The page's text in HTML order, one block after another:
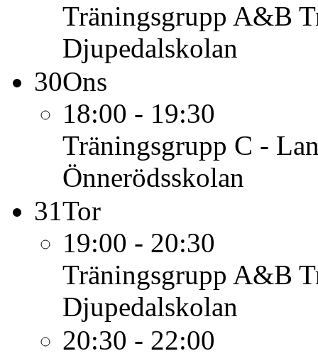
Träningsgrupp A&B
Djupedalskolan
30Ons
18:00 - 19:30
Träningsgrupp C -
Önnerödsskolan
31Tor
19:00 - 20:30
Träningsgrupp A&B
Djupedalskolan
20:30 - 22:00